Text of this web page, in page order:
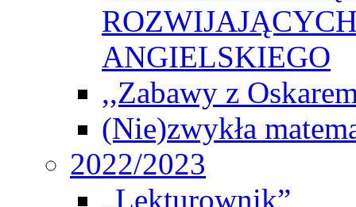
ANGIELSKIEGO
,,Zabawy z
(Nie)zwykła
2022/2023
„Lekturownik”